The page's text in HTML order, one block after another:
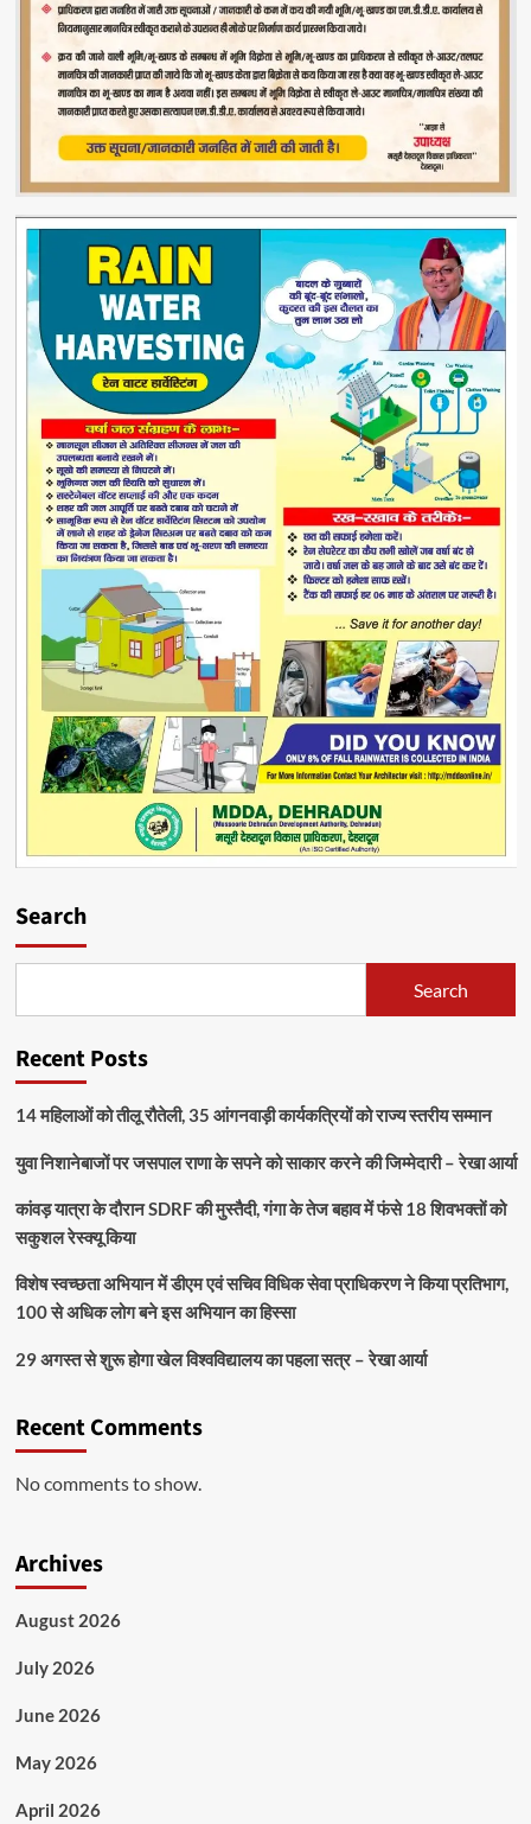
Search
Search
Recent Posts
14 महिलाओं को तीलू रौतेली, 35 आंगनवाड़ी कार्यकत्रियों को राज्य स्तरीय सम्मान
युवा निशानेबाजों पर जसपाल राणा के सपने को साकार करने की जिम्मेदारी – रेखा आर्या
कांवड़ यात्रा के दौरान SDRF की मुस्तैदी, गंगा के तेज बहाव में फंसे 18 शिवभक्तों को
सकुशल रेस्क्यू किया
विशेष स्वच्छता अभियान में डीएम एवं सचिव विधिक सेवा प्राधिकरण ने किया प्रतिभाग,
100 से अधिक लोग बने इस अभियान का हिस्सा
29 अगस्त से शुरू होगा खेल विश्वविद्यालय का पहला सत्र – रेखा आर्या
Recent Comments
No comments to show.
Archives
August 2026
July 2026
June 2026
May 2026
April 2026